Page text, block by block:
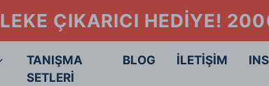
LEKE ÇIKARICI HEDİYE!
TANIŞMA
SETLERİ
BLOG İLETİŞİM